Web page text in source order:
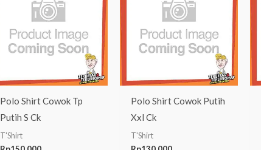
Polo Shirt Cowok Tp
Putih S Ck
T'Shirt
Polo Shirt Cowok Putih
Xxl Ck
T'Shirt